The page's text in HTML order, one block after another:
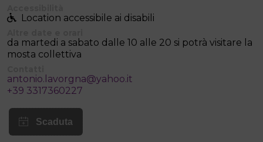
Location accessibile ai disabili
da martedi a sabato dalle 10 alle 20 si potrà visitare la
mosta collettiva
antonio.lavorgna@yahoo.it
+39 3317360227